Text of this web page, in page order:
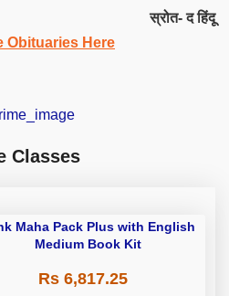
स्रोत- द हिंदू
Obituaries Here
Classes
Maha Pack Plus with English
Medium Book Kit
Rs 6,817.25